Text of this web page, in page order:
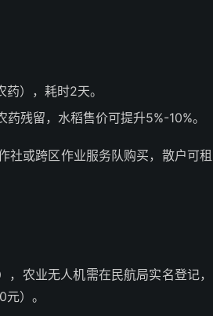
），耗时2天。
残留，水稻售价可提升5%-10%。
社或跨区作业服务队购买，散户可租
农业无人机需在民航局实名登记，
）。